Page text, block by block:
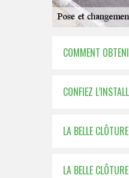
COMMENT
CONFIEZ
LA BELLE
LA BELLE